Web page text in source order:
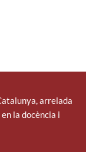
arrelada
la docència i